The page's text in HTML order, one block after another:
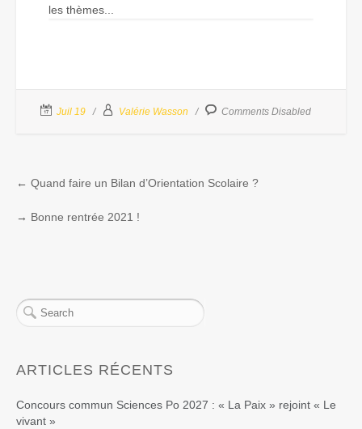
les thèmes...
Juil 19 Valérie Wasson Comments Disabled
← Quand faire un Bilan d’Orientation Scolaire ?
→ Bonne rentrée 2021 !
ARTICLES RÉCENTS
Concours commun Sciences Po 2027 : « La Paix » rejoint « Le
vivant »